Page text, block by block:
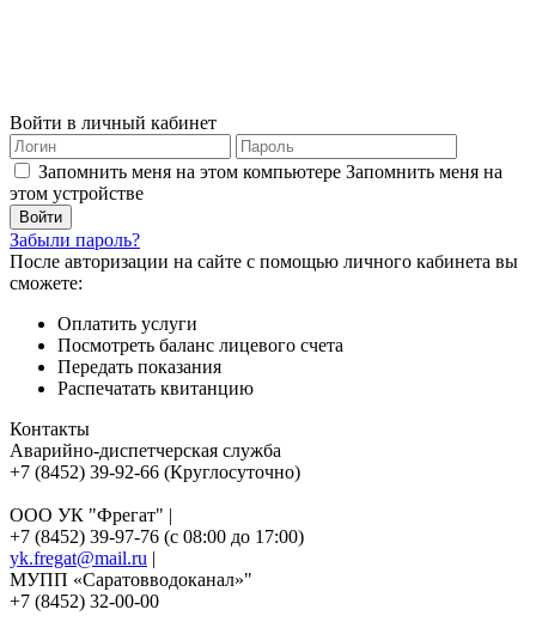
Войти в личный кабинет
Запомнить меня на этом компьютере Запомнить меня на
этом устройстве
Забыли пароль?
После авторизации на сайте с помощью личного кабинета вы
сможете:
Оплатить услуги
Посмотреть баланс лицевого счета
Передать показания
Распечатать квитанцию
Контакты
Аварийно-диспетчерская служба
+7 (8452) 39-92-66 (Круглосуточно)
ООО УК "Фрегат" |
+7 (8452) 39-97-76 (с 08:00 до 17:00)
yk.fregat@mail.ru |
МУПП «Саратовводоканал»"
+7 (8452) 32-00-00